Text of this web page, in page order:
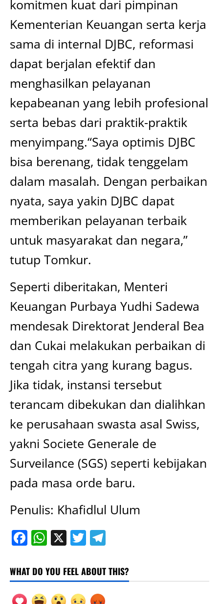
komitmen kuat dari pimpinan
Kementerian Keuangan serta kerja
sama di internal DJBC, reformasi
dapat berjalan efektif dan
menghasilkan pelayanan
kepabeanan yang lebih profesional
serta bebas dari praktik-praktik
menyimpang.“Saya optimis DJBC
bisa berenang, tidak tenggelam
dalam masalah. Dengan perbaikan
nyata, saya yakin DJBC dapat
memberikan pelayanan terbaik
untuk masyarakat dan negara,”
tutup Tomkur.
Seperti diberitakan, Menteri
Keuangan Purbaya Yudhi Sadewa
mendesak Direktorat Jenderal Bea
dan Cukai melakukan perbaikan di
tengah citra yang kurang bagus.
Jika tidak, instansi tersebut
terancam dibekukan dan dialihkan
ke perusahaan swasta asal Swiss,
yakni Societe Generale de
Surveilance (SGS) seperti kebijakan
pada masa orde baru.
Penulis: Khafidlul Ulum
Facebook
WhatsApp
X Twitter
WHAT DO YOU FEEL ABOUT THIS?